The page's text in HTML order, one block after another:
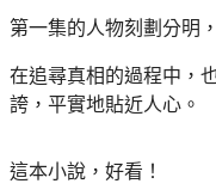
第一集的人物刻劃分明
在追尋真相的過程中，
誇，平實地貼近人心。
這本小說，好看！